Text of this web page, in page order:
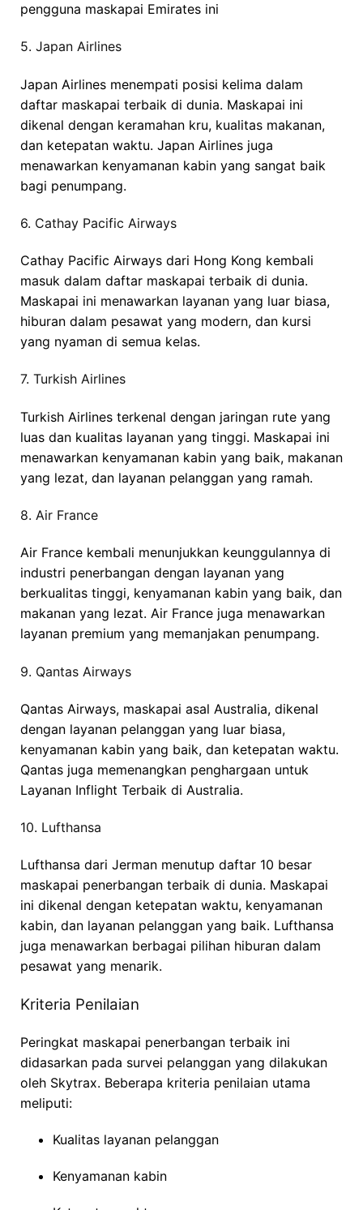
pengguna maskapai Emirates ini
5. Japan Airlines
Japan Airlines menempati posisi kelima dalam
daftar maskapai terbaik di dunia. Maskapai ini
dikenal dengan keramahan kru, kualitas makanan,
dan ketepatan waktu. Japan Airlines juga
menawarkan kenyamanan kabin yang sangat baik
bagi penumpang.
6. Cathay Pacific Airways
Cathay Pacific Airways dari Hong Kong kembali
masuk dalam daftar maskapai terbaik di dunia.
Maskapai ini menawarkan layanan yang luar biasa,
hiburan dalam pesawat yang modern, dan kursi
yang nyaman di semua kelas.
7. Turkish Airlines
Turkish Airlines terkenal dengan jaringan rute yang
luas dan kualitas layanan yang tinggi. Maskapai ini
menawarkan kenyamanan kabin yang baik, makanan
yang lezat, dan layanan pelanggan yang ramah.
8. Air France
Air France kembali menunjukkan keunggulannya di
industri penerbangan dengan layanan yang
berkualitas tinggi, kenyamanan kabin yang baik, dan
makanan yang lezat. Air France juga menawarkan
layanan premium yang memanjakan penumpang.
9. Qantas Airways
Qantas Airways, maskapai asal Australia, dikenal
dengan layanan pelanggan yang luar biasa,
kenyamanan kabin yang baik, dan ketepatan waktu.
Qantas juga memenangkan penghargaan untuk
Layanan Inflight Terbaik di Australia.
10. Lufthansa
Lufthansa dari Jerman menutup daftar 10 besar
maskapai penerbangan terbaik di dunia. Maskapai
ini dikenal dengan ketepatan waktu, kenyamanan
kabin, dan layanan pelanggan yang baik. Lufthansa
juga menawarkan berbagai pilihan hiburan dalam
pesawat yang menarik.
Kriteria Penilaian
Peringkat maskapai penerbangan terbaik ini
didasarkan pada survei pelanggan yang dilakukan
oleh Skytrax. Beberapa kriteria penilaian utama
meliputi:
Kualitas layanan pelanggan
Kenyamanan kabin